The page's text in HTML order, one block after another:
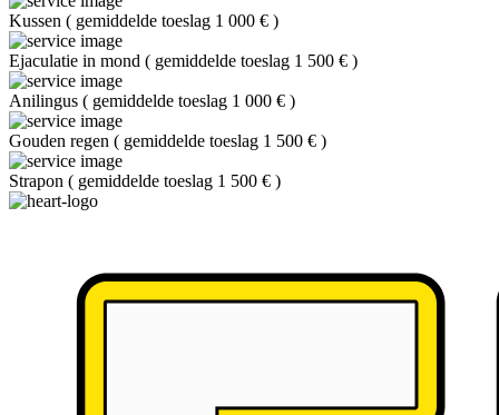
Kussen ( gemiddelde toeslag 1 000 € )
Ejaculatie in mond ( gemiddelde toeslag 1 500 € )
Anilingus ( gemiddelde toeslag 1 000 € )
Gouden regen ( gemiddelde toeslag 1 500 € )
Strapon ( gemiddelde toeslag 1 500 € )